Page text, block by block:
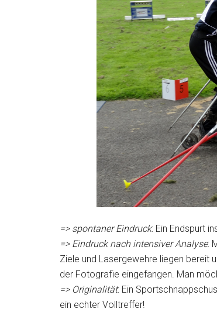
=> spontaner Eindruck: Ein Endspurt
=> Eindruck nach intensiver Analyse:
Ziele und Lasergewehre liegen bereit
der Fotografie eingefangen. Man
=> Originalität: Ein
ein echter Volltreffer!